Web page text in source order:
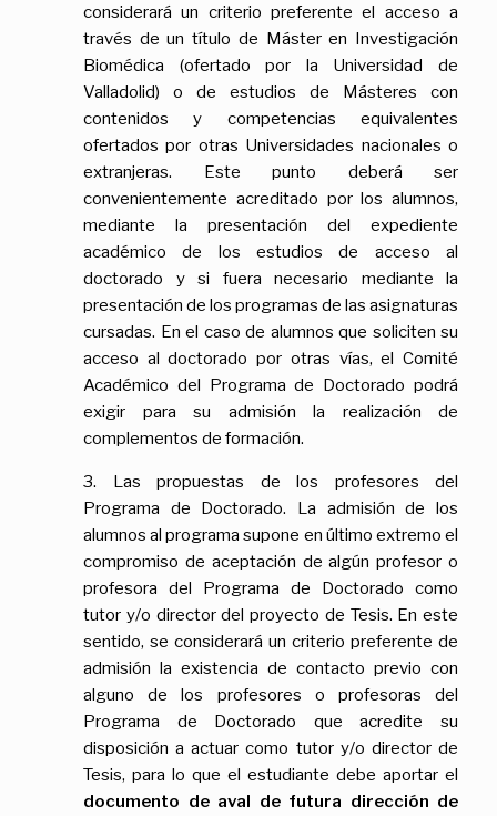
considerará un criterio preferente el acceso a
través de un título de Máster en Investigación
Biomédica (ofertado por la Universidad de
Valladolid) o de estudios de Másteres con
contenidos y competencias equivalentes
ofertados por otras Universidades nacionales o
extranjeras. Este punto deberá ser
convenientemente acreditado por los alumnos,
mediante la presentación del expediente
académico de los estudios de acceso al
doctorado y si fuera necesario mediante la
presentación de los programas de las asignaturas
cursadas. En el caso de alumnos que soliciten su
acceso al doctorado por otras vías, el Comité
Académico del Programa de Doctorado podrá
exigir para su admisión la realización de
complementos de formación.
3. Las propuestas de los profesores del
Programa de Doctorado. La admisión de los
alumnos al programa supone en último extremo el
compromiso de aceptación de algún profesor o
profesora del Programa de Doctorado como
tutor y/o director del proyecto de Tesis. En este
sentido, se considerará un criterio preferente de
admisión la existencia de contacto previo con
alguno de los profesores o profesoras del
Programa de Doctorado que acredite su
disposición a actuar como tutor y/o director de
Tesis, para lo que el estudiante debe aportar el
documento de aval de futura dirección de